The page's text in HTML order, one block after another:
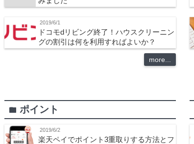
2019/6/1
ドコモdリビング終了！ハウスクリーニン
グの割引は何を利用すればよいか？
more...
folder ポイント
2019/6/2
楽天ペイでポイント3重取りする方法とフ